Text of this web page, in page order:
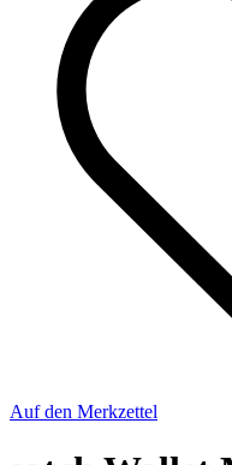
Auf den Merkzettel